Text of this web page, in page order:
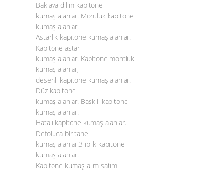
Baklava dilim kapitone
kumaş alanlar. Montluk kapitone
kumaş alanlar.
Astarlık kapitone kumaş alanlar.
Kapitone astar
kumaş alanlar. Kapitone montluk
kumaş alanlar,
desenli kapitone kumaş alanlar.
Düz kapitone
kumaş alanlar. Baskılı kapitone
kumaş alanlar.
Hatalı kapitone kumaş alanlar.
Defoluca bir tane
kumaş alanlar.3 iplik kapitone
kumaş alanlar.
Kapitone kumaş alım satımı